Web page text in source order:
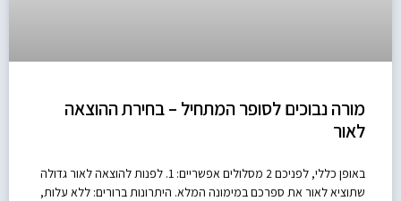
מורה נבוכים לסופר המתחיל – בחירת ההוצאה
לאור
באופן כללי, לפניכם 2 מסלולים אפשריים: 1. לפנות להוצאה לאור גדולה
שתוציא לאור את ספרכם במימונה המלא. היתרונות ברורים: ללא עלות,